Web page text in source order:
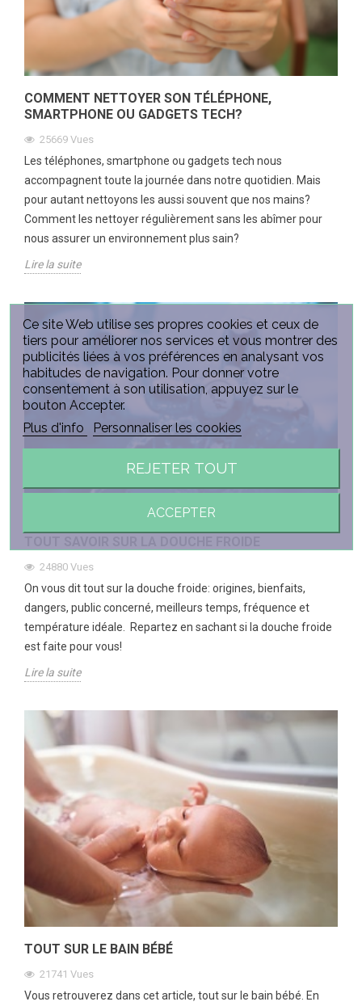
COMMENT NETTOYER SON TÉLÉPHONE,
SMARTPHONE OU GADGETS TECH?
25669 Vues
Les téléphones, smartphone ou gadgets tech nous
accompagnent toute la journée dans notre quotidien. Mais
pour autant nettoyons les aussi souvent que nos mains?
Comment les nettoyer régulièrement sans les abîmer pour
nous assurer un environnement plus sain?
Lire la suite
24880 Vues
On vous dit tout sur la douche froide: origines, bienfaits,
dangers, public concerné, meilleurs temps, fréquence et
température idéale. Repartez en sachant si la douche froide
est faite pour vous!
Lire la suite
TOUT SUR LE BAIN BÉBÉ
21741 Vues
Vous retrouverez dans cet article, tout sur le bain bébé. En
Ce site Web utilise ses propres cookies et ceux de
tiers pour améliorer nos services et vous montrer des
publicités liées à vos préférences en analysant vos
habitudes de navigation. Pour donner votre
consentement à son utilisation, appuyez sur le
bouton Accepter.
Plus d'info
Personnaliser les cookies
REJETER TOUT
ACCEPTER